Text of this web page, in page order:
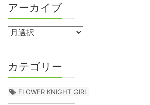
アーカイブ
カテゴリー
FLOWER KNIGHT GIRL